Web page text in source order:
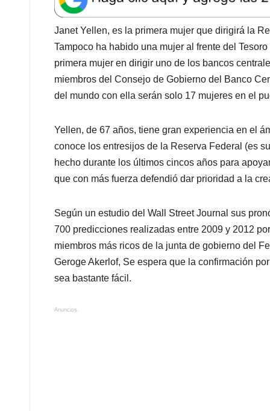
s
A
p
p
b
o
o
k
e
d
I
n
l
a
d
s
Janet Yellen, es la primera mujer que dirigirá la
Tampoco ha habido una mujer al frente del
primera mujer en dirigir uno de los bancos
miembros del Consejo de Gobierno del Banco
del mundo con ella serán solo 17 mujeres en el
Yellen, de 67 años, tiene gran experiencia en el
conoce los entresijos de la Reserva Federal (es
hecho durante los últimos cincos años para
que con más fuerza defendió dar prioridad a la
Según un estudio del Wall Street Journal sus
700 predicciones realizadas entre 2009 y 2012
miembros más ricos de la junta de gobierno del
Geroge Akerlof, Se espera que la confirmación
sea bastante fácil.
Anuncios.